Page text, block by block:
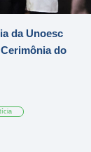
da Unoesc
do